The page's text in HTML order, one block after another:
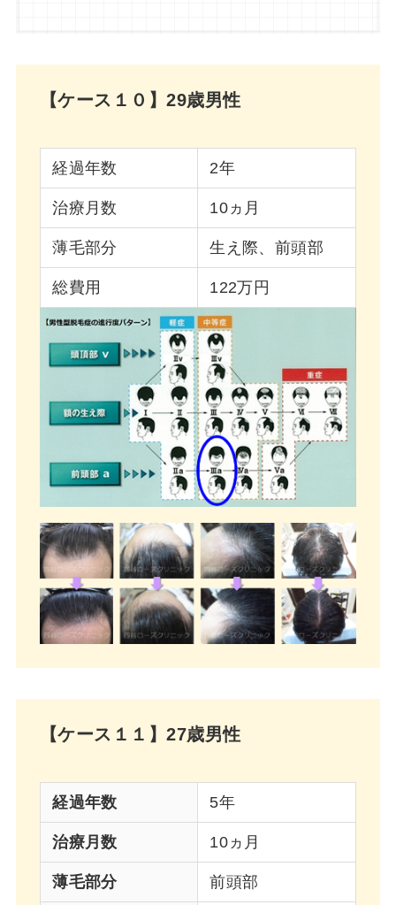
【ケース１０】29歳男性
経過年数 2年
治療月数 10ヵ月
薄毛部分 生え際、前頭部
総費用 122万円
【ケース１１】27歳男性
経過年数 5年
治療月数 10ヵ月
薄毛部分 前頭部